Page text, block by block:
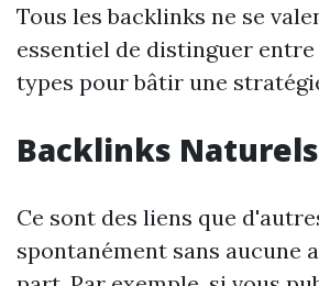
Tous les backlinks ne se
essentiel de distinguer
types pour bâtir une
Backlinks Naturels
Ce sont des liens que
spontanément sans aucune